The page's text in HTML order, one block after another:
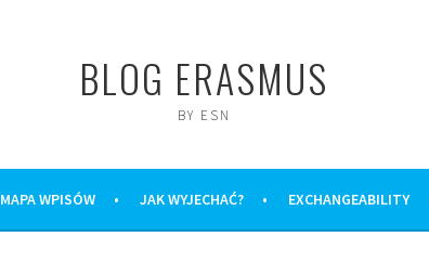
BLOG ERASMUS
BY ESN
MAPA WPISÓW JAK WYJECHAĆ? EXCHANGEABILITY